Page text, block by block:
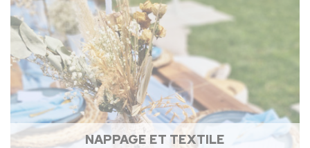
NAPPAGE ET TEXTILE